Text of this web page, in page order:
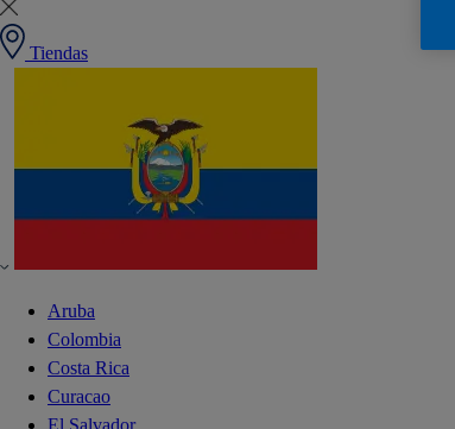
Tiendas
Aruba
Colombia
Costa Rica
Curacao
El Salvador